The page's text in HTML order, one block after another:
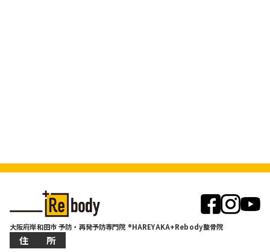
大阪府岸和田市 予防・再発予防専門院 ®HAREYAKA+Rebody整骨院
住 所